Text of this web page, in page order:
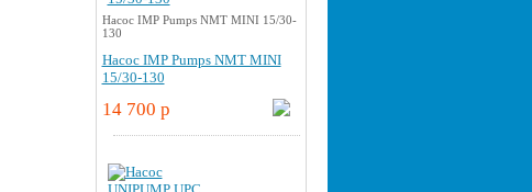
Насос IMP Pumps NMT MINI 15/30-
130
Насос IMP Pumps NMT MINI
15/30-130
14 700 p